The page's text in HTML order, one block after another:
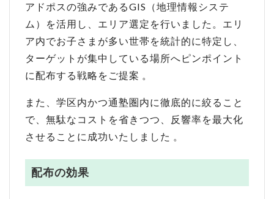
アドポスの強みであるGIS（地理情報システ
ム）を活用し、エリア選定を行いました。エリ
ア内でお子さまが多い世帯を統計的に特定し、
ターゲットが集中している場所へピンポイント
に配布する戦略をご提案 。
また、学区内かつ通塾圏内に徹底的に絞ること
で、無駄なコストを省きつつ、反響率を最大化
させることに成功いたしました 。
配布の効果